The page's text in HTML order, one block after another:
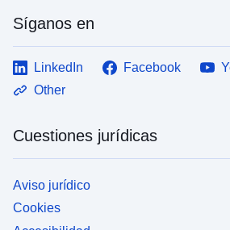
Síganos en
LinkedIn Facebook
Other
Cuestiones jurídicas
Aviso jurídico
Cookies